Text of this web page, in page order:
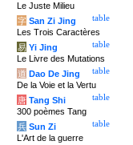
Le Juste Milieu
table
字 San Zi Jing
Les Trois Caractères
table
易 Yi Jing
Le Livre des Mutations
table
道 Dao De Jing
De la Voie et la Vertu
table
唐 Tang Shi
300 poèmes Tang
table
兵 Sun Zi
L'Art de la guerre